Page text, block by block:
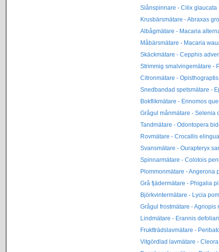
Slånspinnare - Cilix glaucata
Krusbärsmätare - Abraxas
Albågmätare - Macaria
Måbärsmätare - Macaria
Skäckmätare - Cepphis
Strimmig smalvingemätare -
Citronmätare -
Snedbandad spetsmätare -
Bokflikmätare - Ennomos
Grågul månmätare - Selenia
Tandmätare - Odontopera
Rovmätare - Crocallis
Svansmätare - Ourapteryx
Spinnarmätare - Colotois
Plommonmätare - Angerona
Grå fjädermätare - Phigalia
Björkvintermätare - Lycia
Grågul frostmätare - Agriopis
Lindmätare - Erannis
Fruktträdslavmätare -
Vitgördlad lavmätare -